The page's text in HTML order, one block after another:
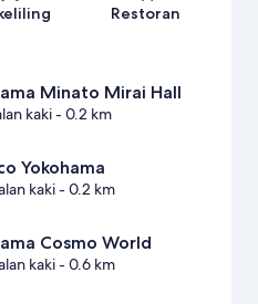
Restoran
Minato Mirai Hall
kaki- 0.2 km
Yokohama
kaki- 0.2 km
Cosmo World
kaki- 0.6 km